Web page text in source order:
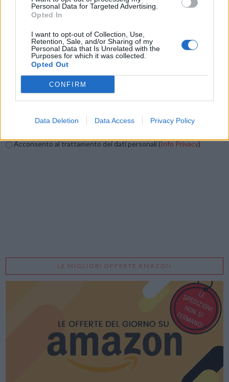
Personal Data for Targeted Advertising.
Opted In
I want to opt-out of Collection, Use,
Retention, Sale, and/or Sharing of my
Personal Data that Is Unrelated with the
Purposes for which it was collected.
Opted Out
CONFIRM
Data Deletion Data Access Privacy Policy
Stampa
Vuoi ricevere gli aggiornamenti delle news di TecnoGazzetta?
Inserisci nome ed indirizzo E-Mail:
Acconsento al trattamento dei dati personali (Info Privacy)
LE MIGLIORI OFFERTE AMAZON